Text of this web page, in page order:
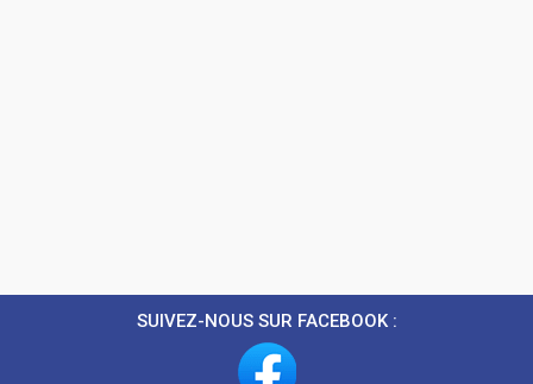
SUIVEZ-NOUS SUR FACEBOOK :